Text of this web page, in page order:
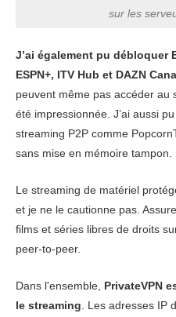
sur les
J’ai également pu débloquer
ESPN+, ITV Hub et DAZN
peuvent même pas accéder au
été impressionnée. J’ai aussi
streaming P2P comme
sans mise en mémoire tampon.
Le streaming de matériel
et je ne le cautionne pas.
films et séries libres de droits
peer-to-peer.
Dans l'ensemble, PrivateVPN
le streaming . Les adresses IP